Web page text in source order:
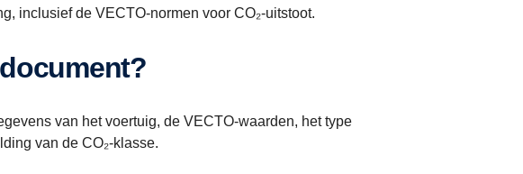
inclusief de VECTO-normen voor CO₂-uitstoot.
document?
van het voertuig, de VECTO-waarden, het type
van de CO₂-klasse.